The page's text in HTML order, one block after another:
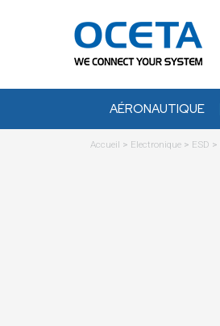
AÉRONAUTIQUE
Accueil > Electronique > ESD >